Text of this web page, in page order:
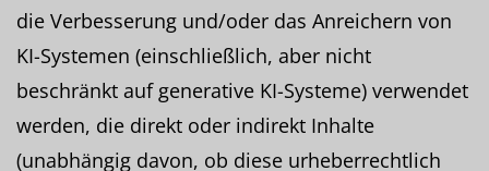
die Verbesserung und/oder das Anreichern von
KI-Systemen (einschließlich, aber nicht
beschränkt auf generative KI-Systeme) verwendet
werden, die direkt oder indirekt Inhalte
(unabhängig davon, ob diese urheberrechtlich